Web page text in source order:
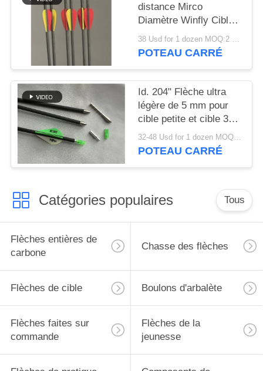
distance Mirco
Diamètre Winfly Cible
flèche
38 Usd for 1 dozen MOQ:2 douzaines
POTEAU CARRÉ
Id. 204" Flèche ultra
légère de 5 mm pour
cible petite et cible 3D,
spine
250/300/350/400/500/600/
32-48 Usd for 1 dozen MOQ:2 douzaines
POTEAU CARRÉ
Catégories populaires Tous
Flèches entières de
carbone
Chasse des flèches
Flèches de cible Boulons d'arbalète
Flèches faites sur
commande
Flèches de la
jeunesse